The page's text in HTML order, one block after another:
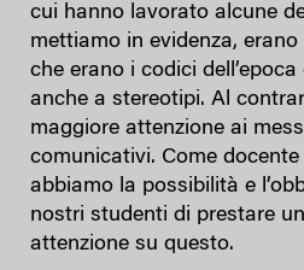
cui hanno lavorato alcune
mettiamo in evidenza,
che erano i codici
anche a stereotipi. Al
maggiore attenzione ai
comunicativi. Come
abbiamo la possibilità e
nostri studenti di prestare
attenzione su questo.